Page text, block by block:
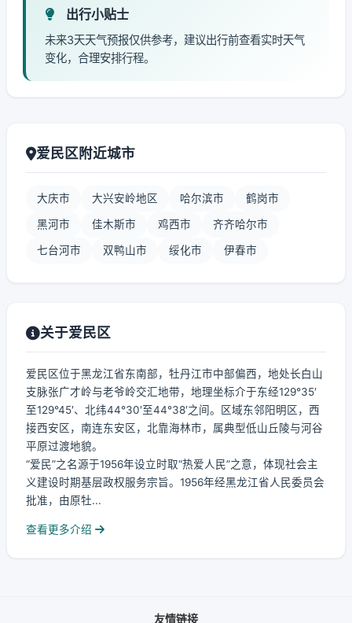
出行小贴士
未来3天天气预报仅供参考，建议出行前查看实时天气
变化，合理安排行程。
爱民区附近城市
大庆市 大兴安岭地区 哈尔滨市 鹤岗市
黑河市 佳木斯市 鸡西市 齐齐哈尔市
七台河市 双鸭山市 绥化市 伊春市
关于爱民区
爱民区位于黑龙江省东南部，牡丹江市中部偏西，地处长白山
支脉张广才岭与老爷岭交汇地带，地理坐标介于东经129°35′
至129°45′、北纬44°30′至44°38′之间。区域东邻阳明区，西
接西安区，南连东安区，北靠海林市，属典型低山丘陵与河谷
平原过渡地貌。
“爱民”之名源于1956年设立时取“热爱人民”之意，体现社会主
义建设时期基层政权服务宗旨。1956年经黑龙江省人民委员会
批准，由原牡...
查看更多介绍
友情链接